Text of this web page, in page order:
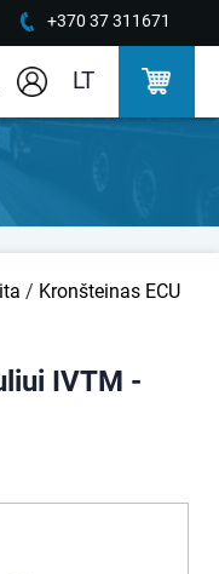
+370 37 311671
LT
/ Kronšteinas ECU
IVTM -